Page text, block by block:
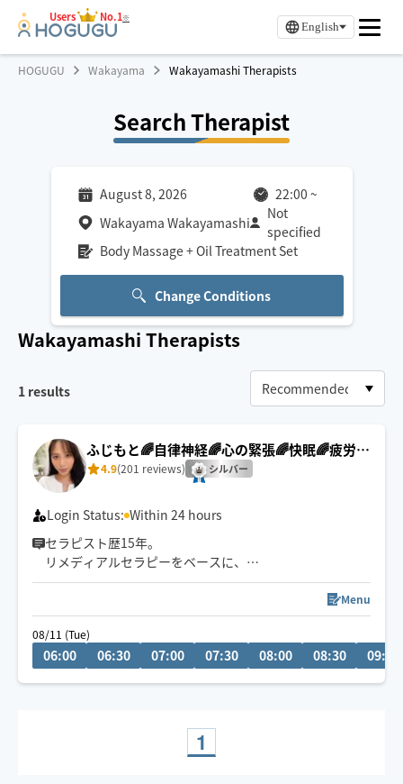
Users No.1※
English
HOGUGU Wakayama Wakayamashi Therapists
Search Therapist
August 8, 2026 22:00 ~
Wakayama Wakayamashi
Not
specified
Body Massage + Oil Treatment Set
Change Conditions
Wakayamashi Therapists
1 results
ふじもと🌈自律神経🌈心の緊張🌈快眠🌈疲労回
復4.9(201 reviews) シルバー
Login Status: Within 24 hours
セラピスト歴15年。
リメディアルセラピーをベースに、
身体の深部からゆるめながら
やさしくしっかり効く💪
ただ疲れを取るだけじゃなく、
「力を抜く感覚」を思い出す時間を。
本来のパフォーマンスに戻るお手伝いをしています。
Menu
08/11 (Tue)
06:00 06:30 07:00 07:30 08:00 08:30 09:00
1